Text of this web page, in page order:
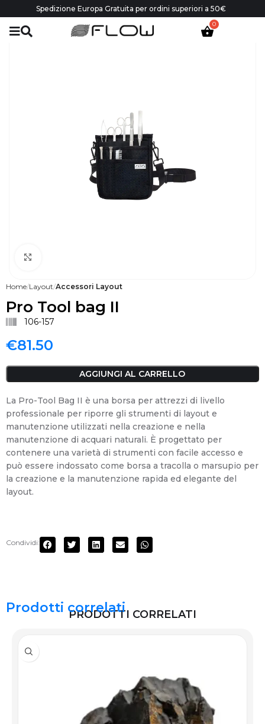
Spedizione Europa Gratuita per ordini superiori a 50€
Home Layout Accessori Layout
Pro Tool bag II
106-157
€81.50
AGGIUNGI AL CARRELLO
La Pro-Tool Bag II è una borsa per attrezzi di livello
professionale per riporre gli strumenti di layout e
manutenzione utilizzati nella creazione e nella
manutenzione di acquari naturali. È progettato per
contenere una varietà di strumenti con facile accesso e
può essere indossato come borsa a tracolla o marsupio per
la creazione e la manutenzione rapida ed elegante del
layout.
Condividi:
PRODOTTI CORRELATI
Prodotti correlati